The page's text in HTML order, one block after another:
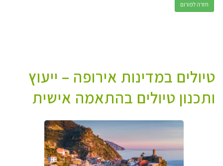
חזרה לפורום
טיולים במדינות אירופה – ייעוץ
ותכנון טיולים בהתאמה אישית